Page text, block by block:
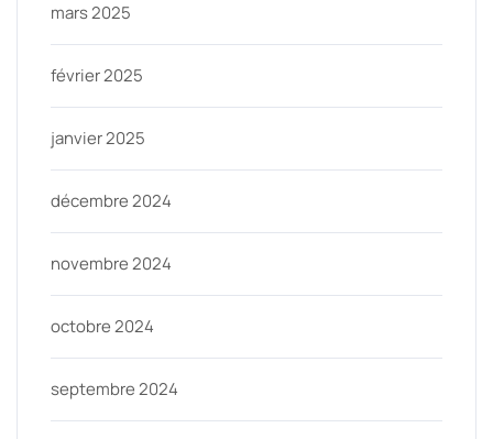
mars 2025
février 2025
janvier 2025
décembre 2024
novembre 2024
octobre 2024
septembre 2024